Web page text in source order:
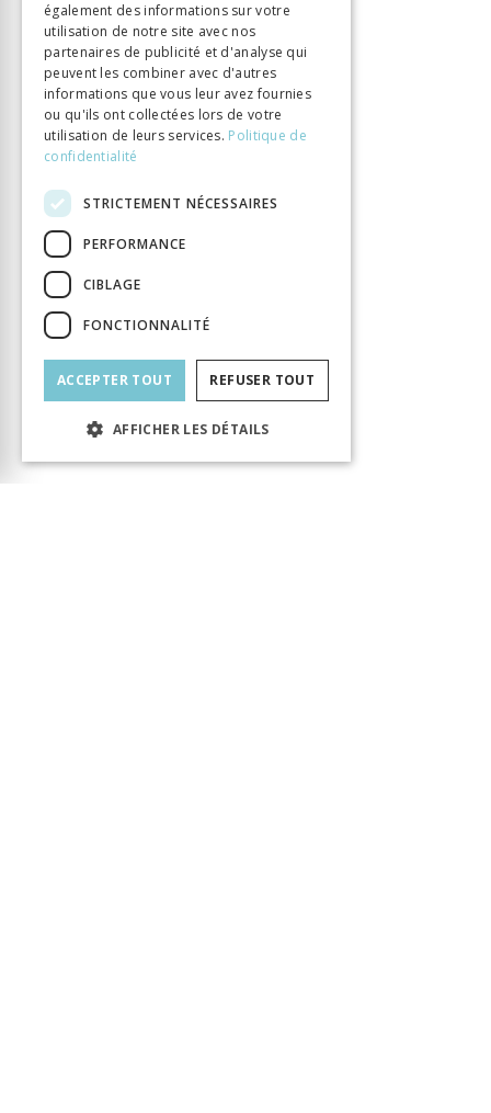
également des informations sur votre
utilisation de notre site avec nos
partenaires de publicité et d'analyse qui
peuvent les combiner avec d'autres
informations que vous leur avez fournies
ou qu'ils ont collectées lors de votre
utilisation de leurs services. Politique de
confidentialité
STRICTEMENT NÉCESSAIRES
PERFORMANCE
CIBLAGE
FONCTIONNALITÉ
ACCEPTER TOUT REFUSER TOUT
AFFICHER LES DÉTAILS